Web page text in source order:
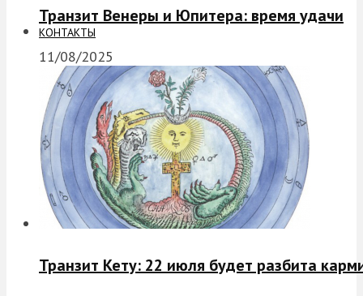
КОНТАКТЫ
Транзит Венеры и Юпитера: время удачи
11/08/2025
Транзит Кету: 22 июля будет разбита